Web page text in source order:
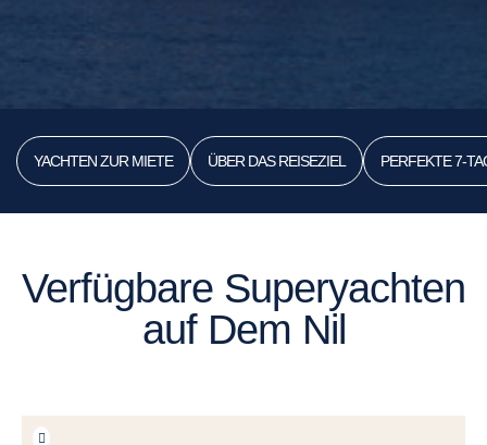
YACHTEN ZUR MIETE ÜBER DAS REISEZIEL PERFEKTE 7-
Verfügbare Superyachten
auf Dem Nil